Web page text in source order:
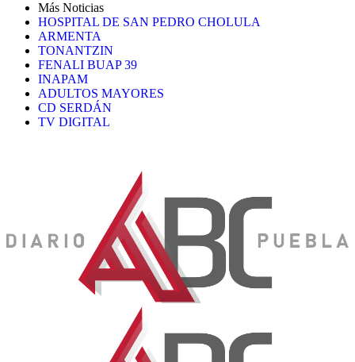
Más Noticias
HOSPITAL DE SAN PEDRO CHOLULA
ARMENTA
TONANTZIN
FENALI BUAP 39
INAPAM
ADULTOS MAYORES
CD SERDÁN
TV DIGITAL